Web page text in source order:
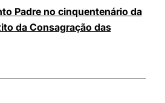
Padre no cinquentenário da
da Consagração das